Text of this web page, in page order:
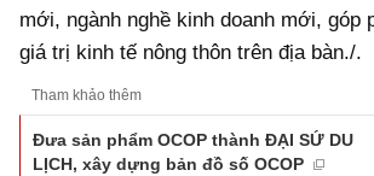
mới, ngành nghề kinh doanh mới, góp
giá trị kinh tế nông thôn trên địa bàn./.
Tham khảo thêm
Đưa sản phẩm OCOP thành ĐẠI SỨ DU
LỊCH, xây dựng bản đồ số OCOP